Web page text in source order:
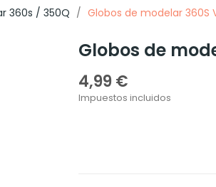
360s / 350Q Globos de modelar 360S
Globos de
4,99 €
Impuestos incluidos